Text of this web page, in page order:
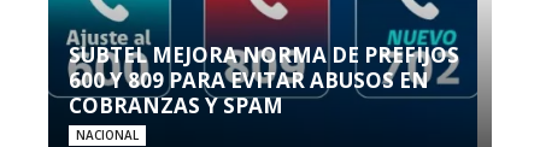
SUBTEL MEJORA NORMA DE PREFIJOS
600 Y 809 PARA EVITAR ABUSOS EN
COBRANZAS Y SPAM
NACIONAL